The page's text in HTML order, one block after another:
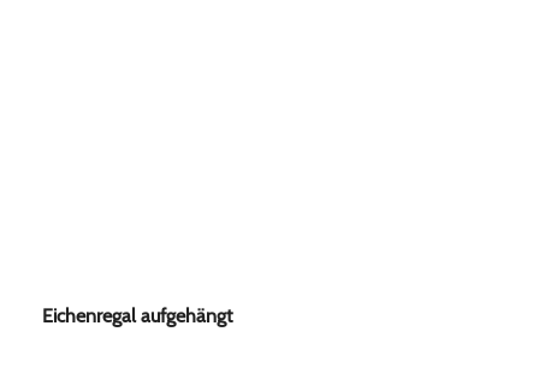
Eichenregal aufgehängt